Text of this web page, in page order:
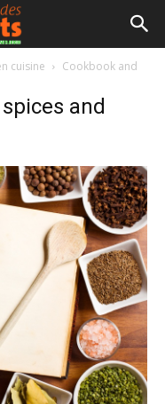
cuisine
Cookbook and
and